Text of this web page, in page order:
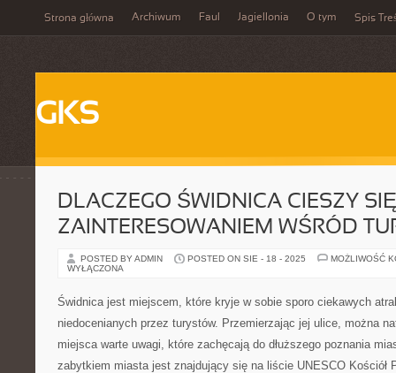
Strona główna Archiwum Faul Jagiellonia O tym Spis
GKS
DLACZEGO ŚWIDNICA CIESZY SIĘ
ZAINTERESOWANIEM WŚRÓD
POSTED BY ADMIN POSTED ON SIE - 18 - 2025
MOŻLIWOŚĆ
WYŁĄCZONA
Świdnica jest miejscem, które kryje w sobie sporo ciekawych
niedocenianych przez turystów. Przemierzając jej ulice, można
miejsca warte uwagi, które zachęcają do dłuższego poznania
zabytkiem miasta jest znajdujący się na liście UNESCO Kościół